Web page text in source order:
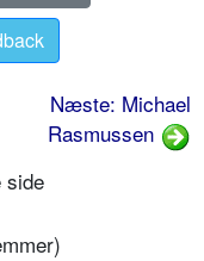
Næste: Michael
Rasmussen
side